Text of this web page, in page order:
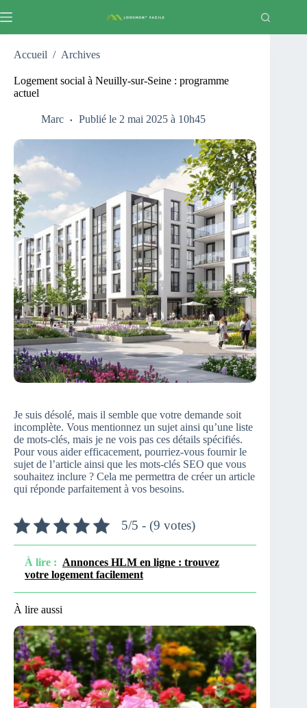
au
Accueil / Archives
Logement social à Neuilly-sur-Seine : programme
actuel
Marc Publié le 2 mai 2025 à 10h45
Je suis désolé, mais il semble que votre demande soit
incomplète. Vous mentionnez un sujet ainsi qu’une liste
de mots-clés, mais je ne vois pas ces détails spécifiés.
Pour vous aider efficacement, pourriez-vous fournir le
sujet de l’article ainsi que les mots-clés SEO que vous
souhaitez inclure ? Cela me permettra de créer un article
qui réponde parfaitement à vos besoins.
5/5 - (9 votes)
À lire : Annonces HLM en ligne : trouvez
votre logement facilement
À lire aussi